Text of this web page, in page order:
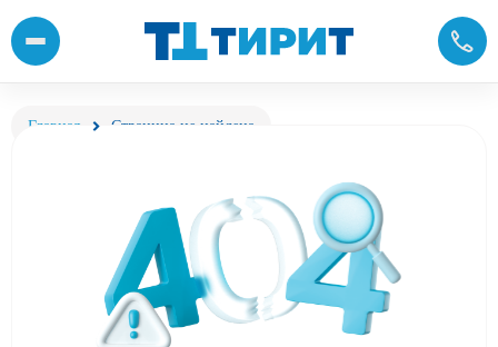
Главная Страница не найдена